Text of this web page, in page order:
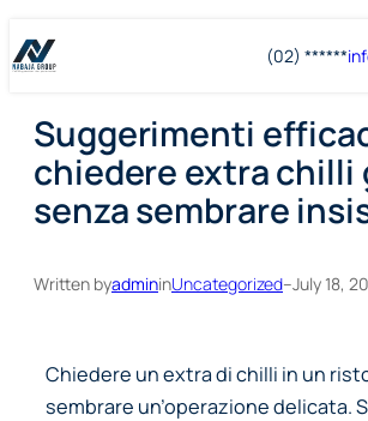
Skip
to
Skip
to
(02) ******
Suggerimenti
chiedere extra chilli
senza sembrare
Written byadmininUncategorized–July 18,
Chiedere un extra di chilli in un
sembrare un’operazione delicata.